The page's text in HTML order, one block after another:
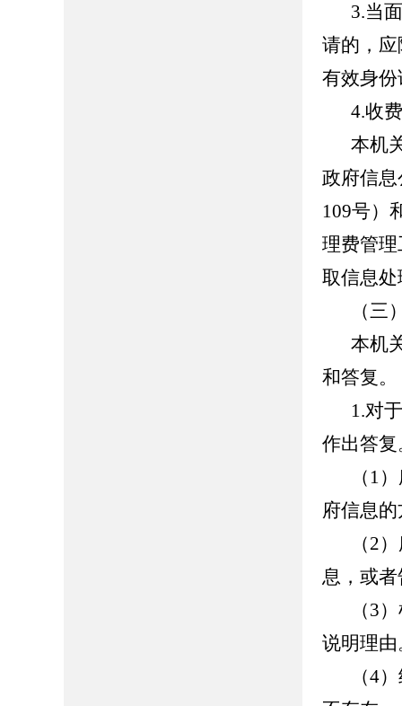
3.当
请的，
有效身
4.收
本机
政府信
109号）
理费管
取信息
（
本机
和答复。
1.对
作出答复
（1
府信息
（2
息，或
（3
说明理由
（4